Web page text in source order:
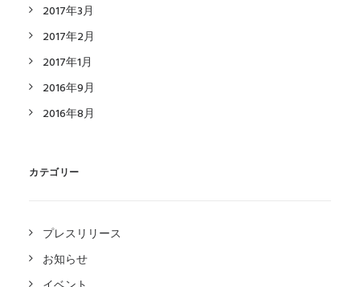
2017年3月
2017年2月
2017年1月
2016年9月
2016年8月
カテゴリー
プレスリリース
お知らせ